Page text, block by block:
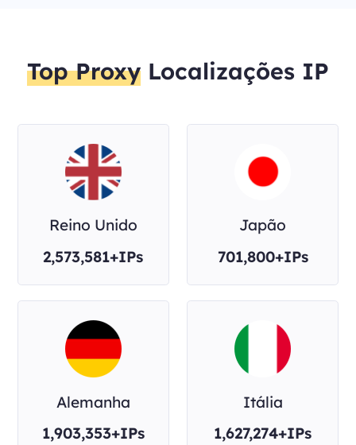
Top Proxy Localizações IP
Reino Unido
2,573,581+IPs
Japão
701,800+IPs
Alemanha
1,903,353+IPs
Itália
1,627,274+IPs